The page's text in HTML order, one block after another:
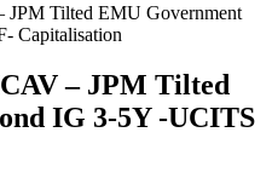
JPM Tilted EMU Government
Capitalisation
– JPM Tilted
IG 3-5Y -UCITS